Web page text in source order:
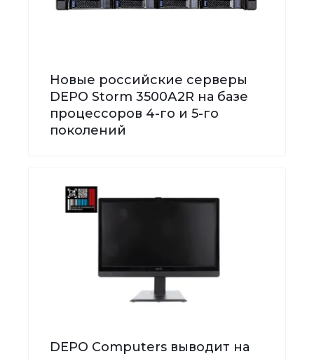
Новые российские серверы
DEPO Storm 3500А2R на базе
процессоров 4-го и 5-го
поколений
DEPO Computers выводит на